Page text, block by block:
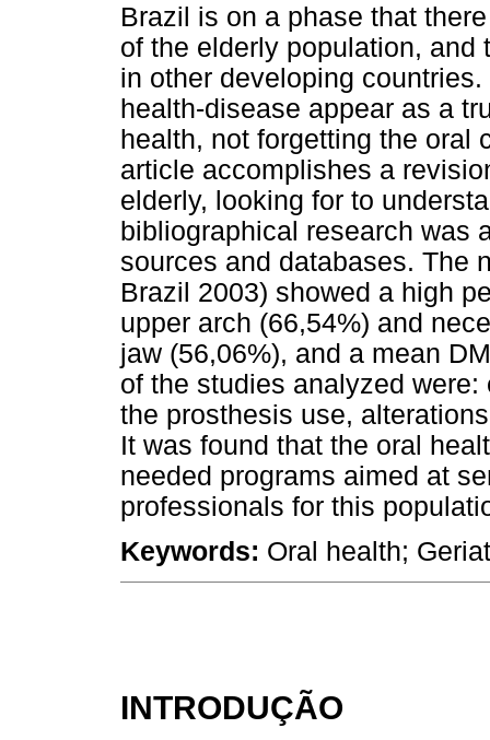
Brazil is on a phase that
of the elderly population, and
in other developing
health-disease appear as a
health, not forgetting the oral
article accomplishes a
elderly, looking for to
bibliographical research was
sources and databases. The
Brazil 2003) showed a high
upper arch (66,54%) and
jaw (56,06%), and a mean
of the studies analyzed
the prosthesis use,
It was found that the oral
needed programs aimed at
professionals for this
Keywords: Oral health;
INTRODUÇÃO